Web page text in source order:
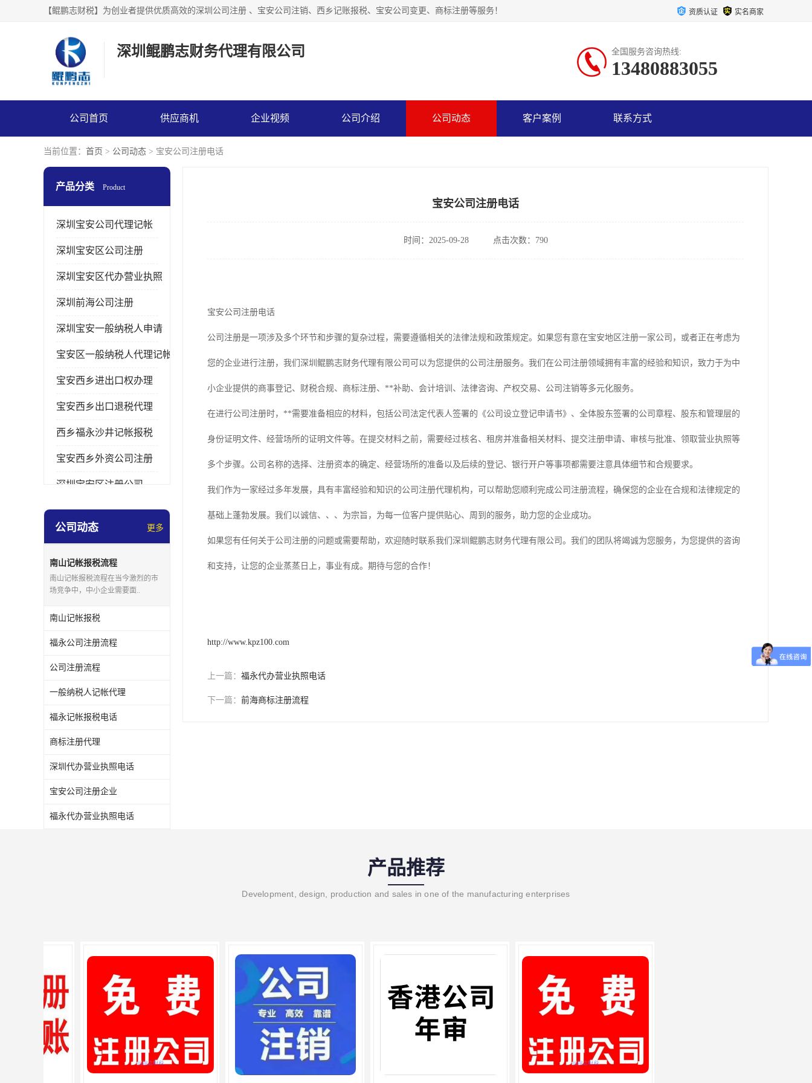
【鲲鹏志财税】为创业者提供优质高效的深圳公司注册 、宝安公司注销、西乡记账报税、宝安公司变更、商标注册等服务！ 资质认证 实名商家
深圳鲲鹏志财务代理有限公司 全国服务咨询热线:
13480883055
公司首页 供应商机 企业视频 公司介绍 公司动态 客户案例 联系方式
当前位置： 首页 > 公司动态 > 宝安公司注册电话
产品分类 Product
深圳宝安公司代理记帐
深圳宝安区公司注册
深圳宝安区代办营业执照
深圳前海公司注册
深圳宝安一般纳税人申请
宝安区一般纳税人代理记帐
宝安西乡进出口权办理
宝安西乡出口退税代理
西乡福永沙井记帐报税
宝安西乡外资公司注册
深圳宝安区注册公司
宝安西乡办理营业执照
宝安西乡代理记帐
注册公司
代理记帐
深圳公司收购
财务顾问服务
财务顾问服务
财务合规风险管控
公司收购
创业补贴申请
深圳公司注销
进出口权办理
公司动态 更多
南山记帐报税流程
南山记帐报税流程在当今激烈的市
场竞争中，中小企业需要面..
南山记帐报税
福永公司注册流程
公司注册流程
一般纳税人记帐代理
福永记帐报税电话
商标注册代理
深圳代办营业执照电话
宝安公司注册企业
福永代办营业执照电话
宝安公司注册电话
时间：2025-09-28 点击次数：790
宝安公司注册电话
公司注册是一项涉及多个环节和步骤的复杂过程，需要遵循相关的法律法规和政策规定。如果您有意在宝安地区注册一家公司，或者正在考虑为
您的企业进行注册，我们深圳鲲鹏志财务代理有限公司可以为您提供的公司注册服务。我们在公司注册领域拥有丰富的经验和知识，致力于为中
小企业提供的商事登记、财税合规、商标注册、**补助、会计培训、法律咨询、产权交易、公司注销等多元化服务。
在进行公司注册时，**需要准备相应的材料，包括公司法定代表人签署的《公司设立登记申请书》、全体股东签署的公司章程、股东和管理层的
身份证明文件、经营场所的证明文件等。在提交材料之前，需要经过核名、租房并准备相关材料、提交注册申请、审核与批准、领取营业执照等
多个步骤。公司名称的选择、注册资本的确定、经营场所的准备以及后续的登记、银行开户等事项都需要注意具体细节和合规要求。
我们作为一家经过多年发展，具有丰富经验和知识的公司注册代理机构，可以帮助您顺利完成公司注册流程，确保您的企业在合规和法律规定的
基础上蓬勃发展。我们以诚信、、、为宗旨，为每一位客户提供贴心、周到的服务，助力您的企业成功。
如果您有任何关于公司注册的问题或需要帮助，欢迎随时联系我们深圳鲲鹏志财务代理有限公司。我们的团队将竭诚为您服务，为您提供的咨询
和支持，让您的企业蒸蒸日上，事业有成。期待与您的合作！
http://www.kpz100.com
上一篇： 福永代办营业执照电话
下一篇： 前海商标注册流程
产品推荐
Development, design, production and sales in one of the manufacturing enterprises